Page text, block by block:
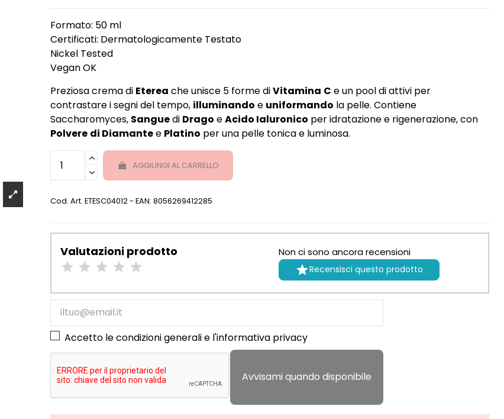
Formato: 50 ml
Certificati: Dermatologicamente Testato
Nickel Tested
Vegan OK
Preziosa crema di Eterea che unisce 5 forme diVitamina C e un pool di attivi per
contrastare i segni del tempo, illuminando e uniformando la pelle. Contiene
Saccharomyces, Sanguedi Drago eAcido Ialuronico per idratazione e rigenerazione, con
Polvere di Diamantee Platino per una pelle tonica e luminosa.
AGGIUNGI AL CARRELLO
Cod. Art. ETESC04012- EAN: 8056269412285
Valutazioni prodotto Non ci sono ancora recensioni
Recensisci questo prodotto
Accetto le condizioni generali e l'informativa privacy